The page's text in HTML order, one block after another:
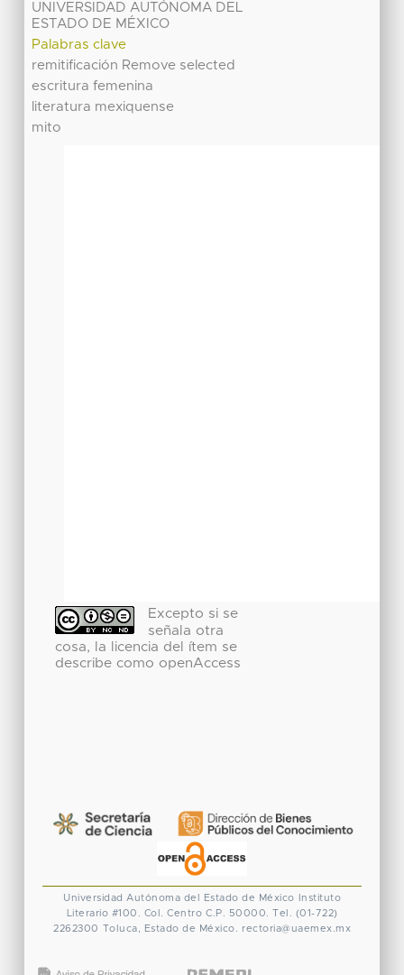
UNIVERSIDAD AUTÓNOMA DEL
ESTADO DE MÉXICO
Palabras clave
remitificación Remove selected
escritura femenina
literatura mexiquense
mito
Excepto si se
señala otra
cosa, la licencia del ítem se
describe como openAccess
Universidad Autónoma del Estado de México
Instituto
Literario #100. Col. Centro C.P. 50000. Tel. (01-722)
2262300 Toluca, Estado de México. rectoria@uaemex.mx